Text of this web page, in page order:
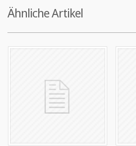
Ähnliche Artikel